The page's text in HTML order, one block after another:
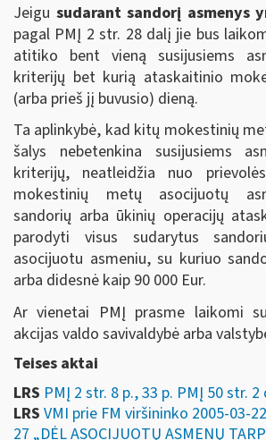
Jeigu sudarant sandorį asmenys
pagal PMĮ 2 str. 28 dalį jie bus
atitiko bent vieną susijusiems
kriterijų bet kurią ataskaitinio
(arba prieš jį buvusio) dieną.
Ta aplinkybė, kad kitų mokestinių
šalys nebetenkina susijusiems
kriterijų, neatleidžia nuo
mokestinių metų asocijuotų
sandorių arba ūkinių operacijų
parodyti visus sudarytus
asocijuotu asmeniu, su kuriuo
arba didesnė kaip 90 000 Eur.
Ar vienetai PMĮ prasme laikomi
akcijas valdo savivaldybė arba
Teises aktai
LRS PMĮ 2 str. 8 p., 33 p. PMĮ 50 str. 2
LRS VMI prie FM viršininko 2005-03-
27 „DĖL ASOCIJUOTŲ ASMENŲ